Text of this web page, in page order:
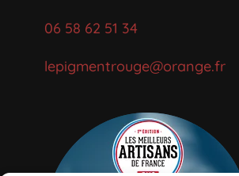
06 58 62 51 34
lepigmentrouge@orange.fr